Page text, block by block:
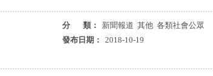
分 類：
新聞報道 其他 各類社會公眾
發布日期：
2018-10-19